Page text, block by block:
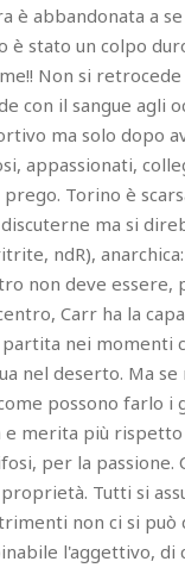
è abbandonata a se
è stato un colpo
Non si
con il sangue agli
ma solo dopo
appassionati,
Torino è
ma si
ndR),
non deve essere,
Carr ha la
partita nei momenti
nel deserto. Ma
possono farlo i
e merita più
per la passione.
Tutti si
non ci si
l'aggettivo, di